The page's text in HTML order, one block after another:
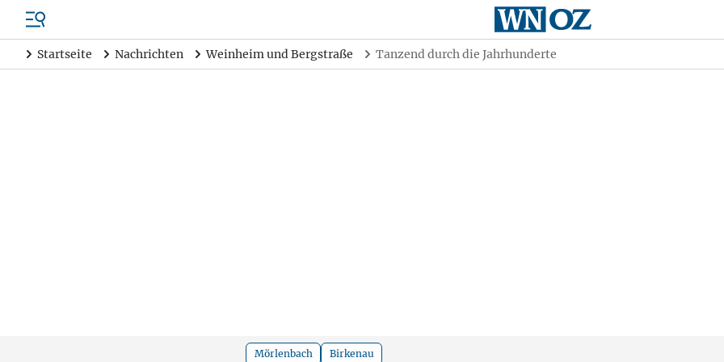
Startseite Nachrichten Weinheim und Bergstraße Tanzend durch die Jahrhunderte
Mörlenbach Birkenau